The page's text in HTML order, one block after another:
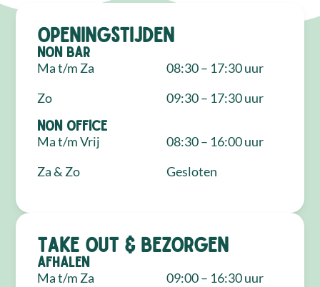
Openingstijden
NON Bar
Ma t/m Za
Zo
08:30 – 17:30 uur
09:30 – 17:30 uur
NON Office
Ma t/m Vrij
Za & Zo
08:30 – 16:00 uur
Gesloten
Take out & bezorgen
Afhalen
Ma t/m Za
09:00 – 16:30 uur